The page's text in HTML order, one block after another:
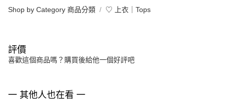
Shop by Category 商品分類 ♡ 上衣｜Tops
評價
喜歡這個商品嗎？購買後給他一個好評吧
一 其他人也在看 一